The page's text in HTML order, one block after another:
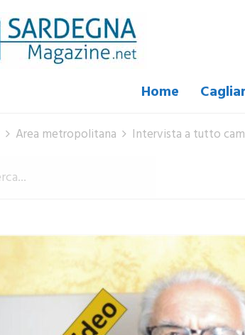
Home
Area metropolitana Intervista a tutto